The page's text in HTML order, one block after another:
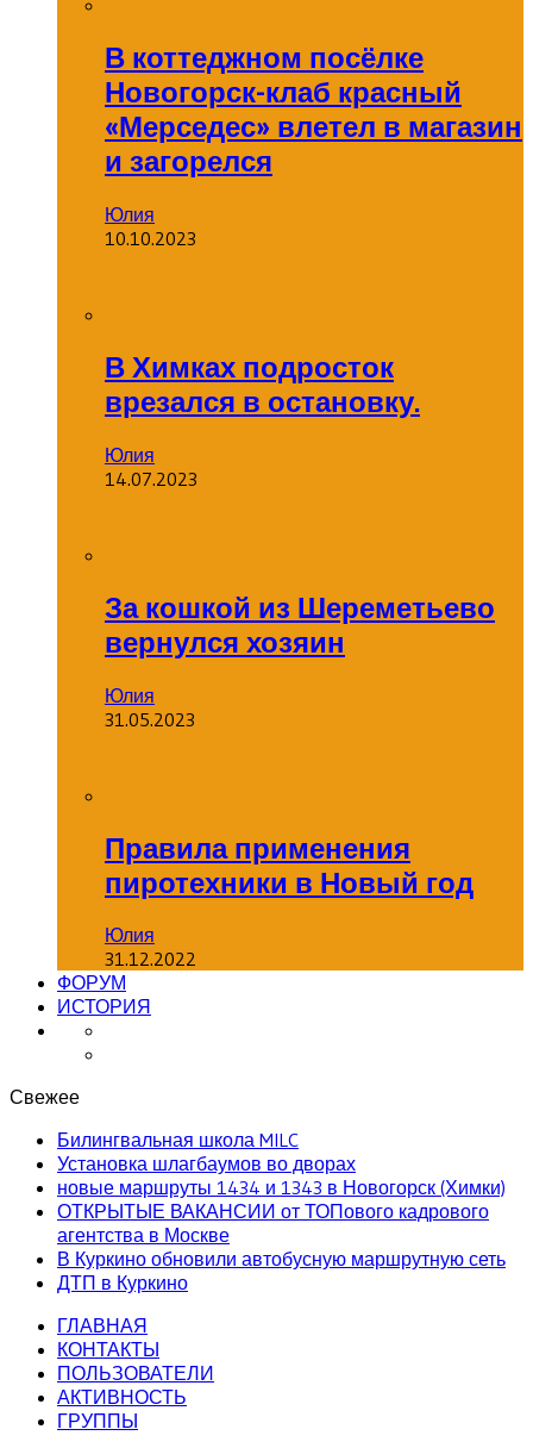
В коттеджном посёлке
Новогорск-клаб красный
«Мерседес» влетел в магазин
и загорелся
Юлия
10.10.2023
В Химках подросток
врезался в остановку.
Юлия
14.07.2023
За кошкой из Шереметьево
вернулся хозяин
Юлия
31.05.2023
Правила применения
пиротехники в Новый год
Юлия
31.12.2022
ФОРУМ
ИСТОРИЯ
Свежее
Билингвальная школа MILC
Установка шлагбаумов во дворах
новые маршруты 1434 и 1343 в Новогорск (Химки)
ОТКРЫТЫЕ ВАКАНСИИ от ТОПового кадрового
агентства в Москве
В Куркино обновили автобусную маршрутную сеть
ДТП в Куркино
ГЛАВНАЯ
КОНТАКТЫ
ПОЛЬЗОВАТЕЛИ
АКТИВНОСТЬ
ГРУППЫ